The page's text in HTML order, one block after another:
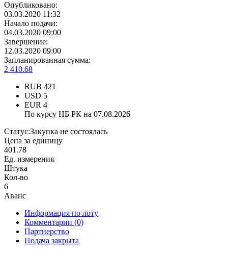
Опубликовано:
03.03.2020 11:32
Начало подачи:
04.03.2020 09:00
Завершение:
12.03.2020 09:00
Запланированная сумма:
2 410.68
RUB 421
USD 5
EUR 4
По курсу НБ РК на 07.08.2026
Статус:Закупка не состоялась
Цена за единицу
401.78
Ед. измерения
Штука
Кол-во
6
Аванс
Информация по лоту
Комментарии (0)
Партнерство
Подача закрыта